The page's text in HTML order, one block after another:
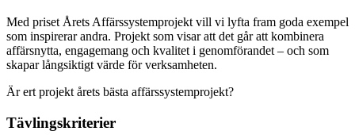
Med priset Årets Affärssystemprojekt vill vi lyfta fram goda exempel
som inspirerar andra. Projekt som visar att det går att kombinera
affärsnytta, engagemang och kvalitet i genomförandet – och som
skapar långsiktigt värde för verksamheten.
Är ert projekt årets bästa affärssystemprojekt?
Tävlingskriterier